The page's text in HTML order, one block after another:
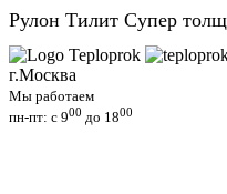
Рулон Тилит Супер
г.Москва
Мы работаем
пн-пт: c 900 до 1800